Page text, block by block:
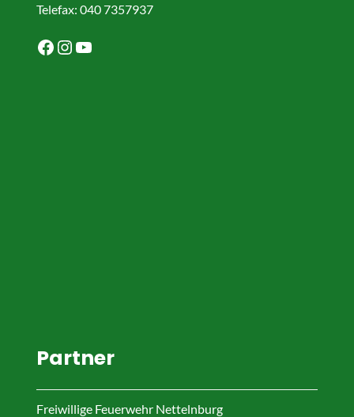
Telefax: 040 7357937
Facebook
Instagram
YouTube
Partner
Freiwillige Feuerwehr Nettelnburg